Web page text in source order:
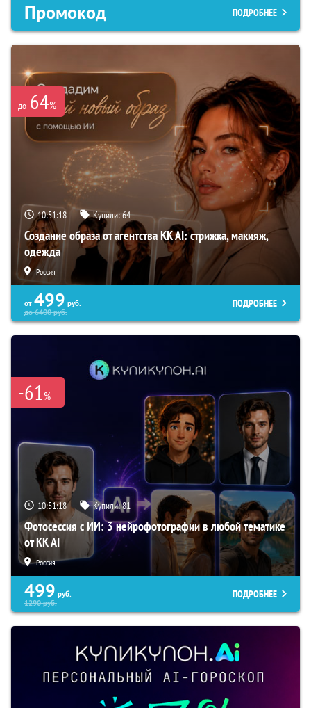
Промокод ПОДРОБНЕЕ
до 64%
10:51:17 Купили:64
Создание образа от агентства KK AI: стрижка, макияж,
одежда
Россия
от 499 руб.
до6400руб.
ПОДРОБНЕЕ
-61%
10:51:17 Купили:81
Фотосессия с ИИ: 3 нейрофотографии в любой тематике
от KK AI
Россия
499 руб.
1290руб.
ПОДРОБНЕЕ